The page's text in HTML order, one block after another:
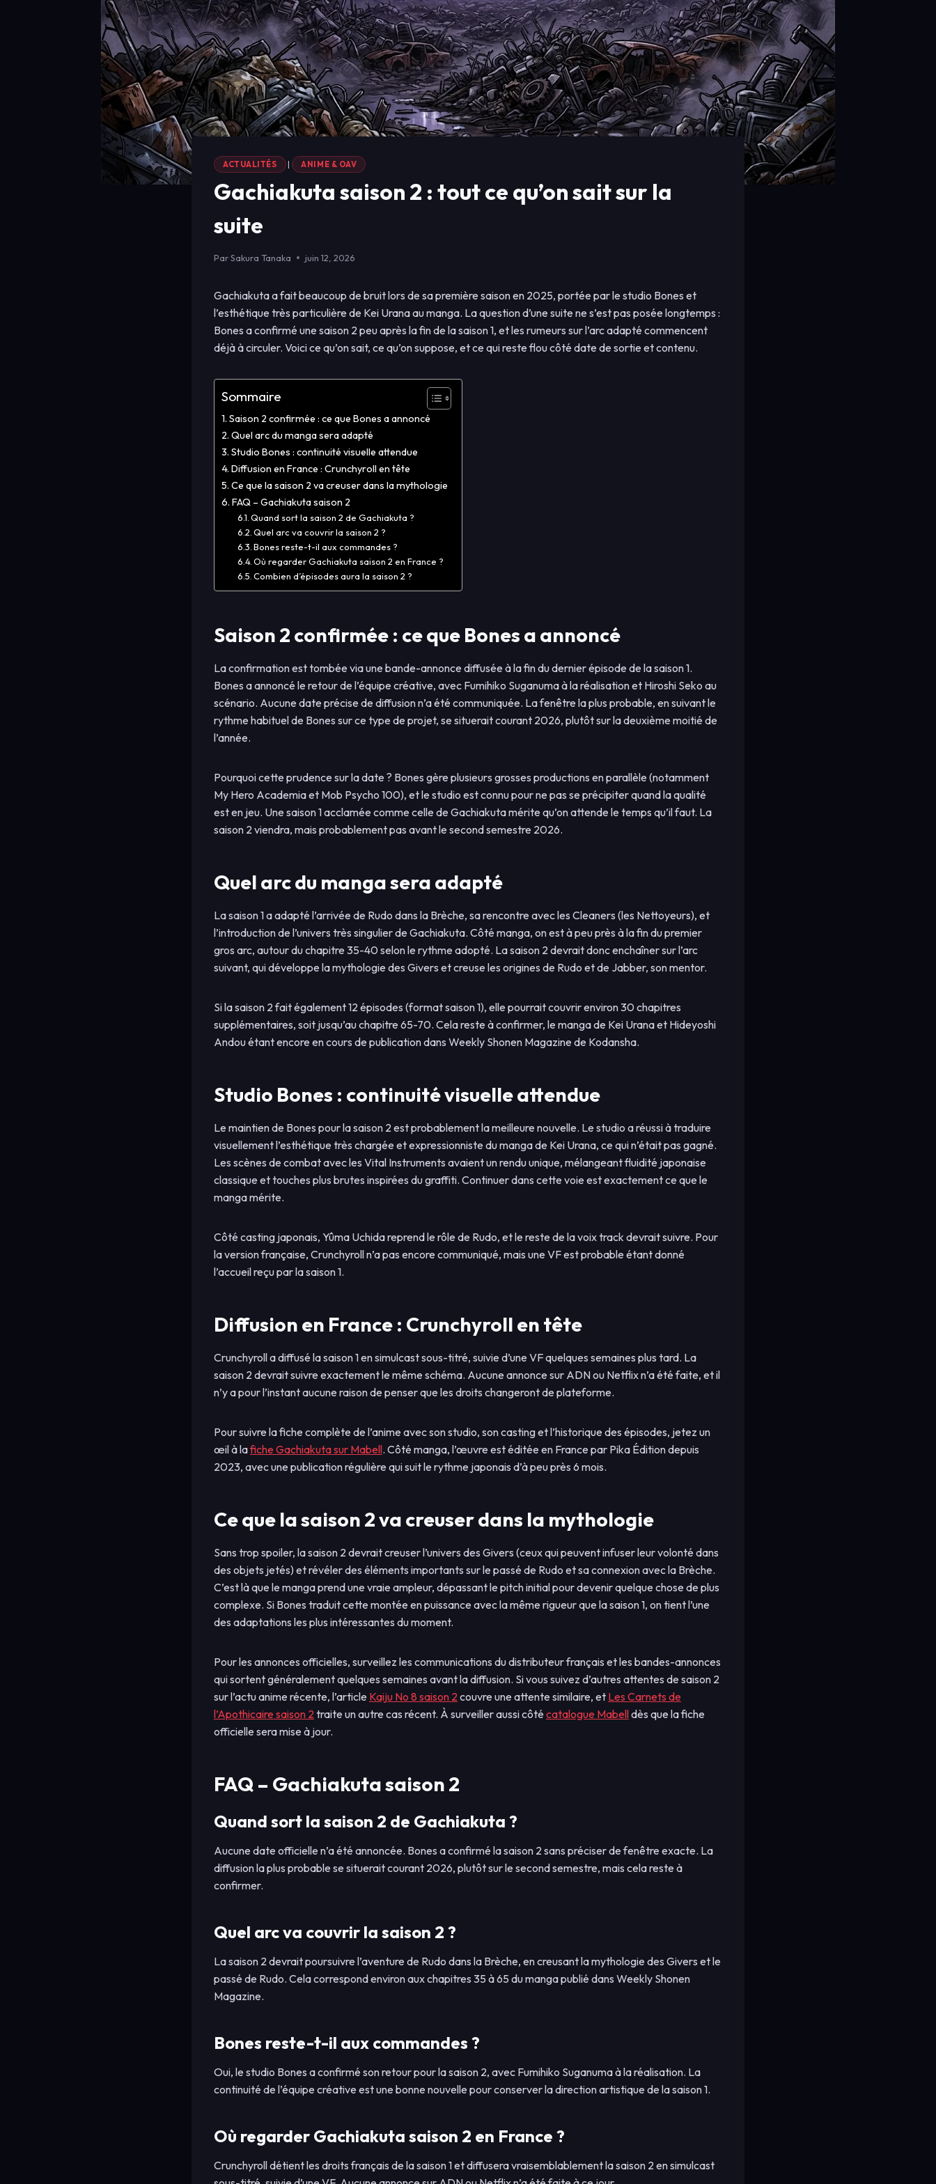
ACTUALITÉS | ANIME & OAV
Gachiakuta saison 2 : tout ce qu’on sait sur la
suite
ParSakura Tanaka juin 12, 2026
Gachiakuta a fait beaucoup de bruit lors de sa première saison en 2025, portée par le studio Bones et
l’esthétique très particulière de Kei Urana au manga. La question d’une suite ne s’est pas posée longtemps :
Bones a confirmé une saison 2 peu après la fin de la saison 1, et les rumeurs sur l’arc adapté commencent
déjà à circuler. Voici ce qu’on sait, ce qu’on suppose, et ce qui reste flou côté date de sortie et contenu.
Sommaire
Saison 2 confirmée : ce que Bones a annoncé
Quel arc du manga sera adapté
Studio Bones : continuité visuelle attendue
Diffusion en France : Crunchyroll en tête
Ce que la saison 2 va creuser dans la mythologie
FAQ – Gachiakuta saison 2
Quand sort la saison 2 de Gachiakuta ?
Quel arc va couvrir la saison 2 ?
Bones reste-t-il aux commandes ?
Où regarder Gachiakuta saison 2 en France ?
Combien d’épisodes aura la saison 2 ?
Saison 2 confirmée : ce que Bones a annoncé
La confirmation est tombée via une bande-annonce diffusée à la fin du dernier épisode de la saison 1.
Bones a annoncé le retour de l’équipe créative, avec Fumihiko Suganuma à la réalisation et Hiroshi Seko au
scénario. Aucune date précise de diffusion n’a été communiquée. La fenêtre la plus probable, en suivant le
rythme habituel de Bones sur ce type de projet, se situerait courant 2026, plutôt sur la deuxième moitié de
l’année.
Pourquoi cette prudence sur la date ? Bones gère plusieurs grosses productions en parallèle (notamment
My Hero Academia et Mob Psycho 100), et le studio est connu pour ne pas se précipiter quand la qualité
est en jeu. Une saison 1 acclamée comme celle de Gachiakuta mérite qu’on attende le temps qu’il faut. La
saison 2 viendra, mais probablement pas avant le second semestre 2026.
Quel arc du manga sera adapté
La saison 1 a adapté l’arrivée de Rudo dans la Brèche, sa rencontre avec les Cleaners (les Nettoyeurs), et
l’introduction de l’univers très singulier de Gachiakuta. Côté manga, on est à peu près à la fin du premier
gros arc, autour du chapitre 35-40 selon le rythme adopté. La saison 2 devrait donc enchaîner sur l’arc
suivant, qui développe la mythologie des Givers et creuse les origines de Rudo et de Jabber, son mentor.
Si la saison 2 fait également 12 épisodes (format saison 1), elle pourrait couvrir environ 30 chapitres
supplémentaires, soit jusqu’au chapitre 65-70. Cela reste à confirmer, le manga de Kei Urana et Hideyoshi
Andou étant encore en cours de publication dans Weekly Shonen Magazine de Kodansha.
Studio Bones : continuité visuelle attendue
Le maintien de Bones pour la saison 2 est probablement la meilleure nouvelle. Le studio a réussi à traduire
visuellement l’esthétique très chargée et expressionniste du manga de Kei Urana, ce qui n’était pas gagné.
Les scènes de combat avec les Vital Instruments avaient un rendu unique, mélangeant fluidité japonaise
classique et touches plus brutes inspirées du graffiti. Continuer dans cette voie est exactement ce que le
manga mérite.
Côté casting japonais, Yûma Uchida reprend le rôle de Rudo, et le reste de la voix track devrait suivre. Pour
la version française, Crunchyroll n’a pas encore communiqué, mais une VF est probable étant donné
l’accueil reçu par la saison 1.
Diffusion en France : Crunchyroll en tête
Crunchyroll a diffusé la saison 1 en simulcast sous-titré, suivie d’une VF quelques semaines plus tard. La
saison 2 devrait suivre exactement le même schéma. Aucune annonce sur ADN ou Netflix n’a été faite, et il
n’y a pour l’instant aucune raison de penser que les droits changeront de plateforme.
Pour suivre la fiche complète de l’anime avec son studio, son casting et l’historique des épisodes, jetez un
œil à lafiche Gachiakuta sur Mabell. Côté manga, l’œuvre est éditée en France par Pika Édition depuis
2023, avec une publication régulière qui suit le rythme japonais d’à peu près 6 mois.
Ce que la saison 2 va creuser dans la mythologie
Sans trop spoiler, la saison 2 devrait creuser l’univers des Givers (ceux qui peuvent infuser leur volonté dans
des objets jetés) et révéler des éléments importants sur le passé de Rudo et sa connexion avec la Brèche.
C’est là que le manga prend une vraie ampleur, dépassant le pitch initial pour devenir quelque chose de plus
complexe. Si Bones traduit cette montée en puissance avec la même rigueur que la saison 1, on tient l’une
des adaptations les plus intéressantes du moment.
Pour les annonces officielles, surveillez les communications du distributeur français et les bandes-annonces
qui sortent généralement quelques semaines avant la diffusion. Si vous suivez d’autres attentes de saison 2
sur l’actu anime récente, l’article Kaiju No 8 saison 2 couvre une attente similaire, et Les Carnets de
l’Apothicaire saison 2 traite un autre cas récent. À surveiller aussi côté catalogue Mabelldès que la fiche
officielle sera mise à jour.
FAQ – Gachiakuta saison 2
Quand sort la saison 2 de Gachiakuta ?
Aucune date officielle n’a été annoncée. Bones a confirmé la saison 2 sans préciser de fenêtre exacte. La
diffusion la plus probable se situerait courant 2026, plutôt sur le second semestre, mais cela reste à
confirmer.
Quel arc va couvrir la saison 2 ?
La saison 2 devrait poursuivre l’aventure de Rudo dans la Brèche, en creusant la mythologie des Givers et le
passé de Rudo. Cela correspond environ aux chapitres 35 à 65 du manga publié dans Weekly Shonen
Magazine.
Bones reste-t-il aux commandes ?
Oui, le studio Bones a confirmé son retour pour la saison 2, avec Fumihiko Suganuma à la réalisation. La
continuité de l’équipe créative est une bonne nouvelle pour conserver la direction artistique de la saison 1.
Où regarder Gachiakuta saison 2 en France ?
Crunchyroll détient les droits français de la saison 1 et diffusera vraisemblablement la saison 2 en simulcast